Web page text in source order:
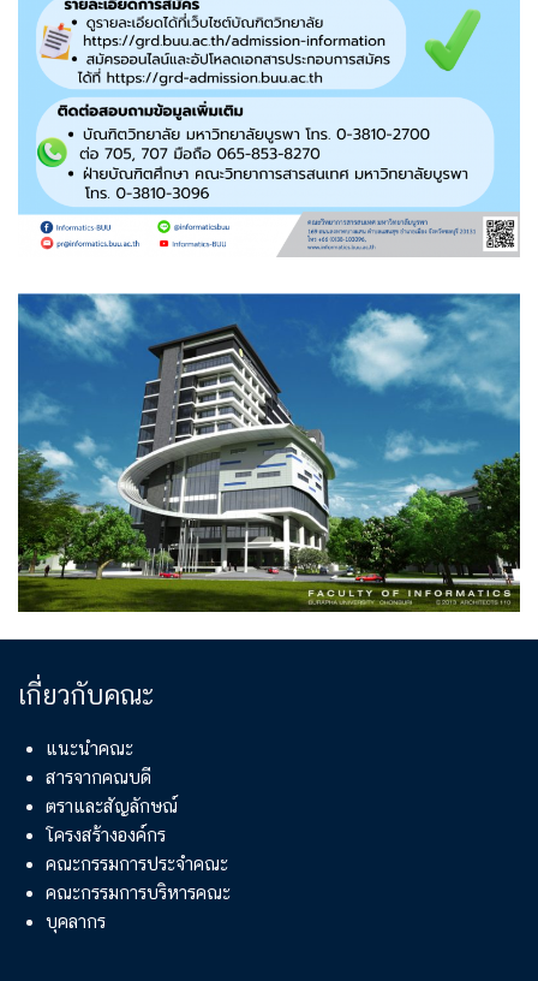
เกี่ยวกับคณะ
แนะนำคณะ
สารจากคณบดี
ตราและสัญลักษณ์
โครงสร้างองค์กร
คณะกรรมการประจำคณะ
คณะกรรมการบริหารคณะ
บุคลากร